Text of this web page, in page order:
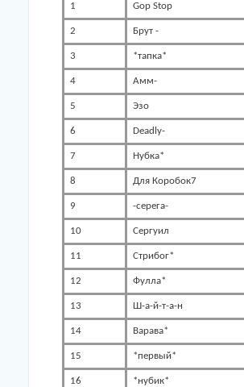
1 Gop Stop
2 Брут -
3 *тапка*
4 Амм-
5 Эзо
6 Deadly-
7 Нубка*
8 Для Коробок7
9 -серега-
10 Сергуил
11 Стрибог*
12 Фулла*
13 Ш-а-й-т-а-н
14 Варава*
15 *первый*
16 *нубик*